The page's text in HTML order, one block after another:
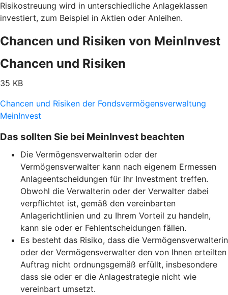
Risikostreuung wird in unterschiedliche Anlageklassen
investiert, zum Beispiel in Aktien oder Anleihen.
Chancen und Risiken von MeinInvest
Chancen und Risiken
35 KB
Chancen und Risiken der Fondsvermögensverwaltung
MeinInvest
Das sollten Sie bei MeinInvest beachten
Die Vermögensverwalterin oder der
Vermögensverwalter kann nach eigenem Ermessen
Anlageentscheidungen für Ihr Investment treffen.
Obwohl die Verwalterin oder der Verwalter dabei
verpflichtet ist, gemäß den vereinbarten
Anlagerichtlinien und zu Ihrem Vorteil zu handeln,
kann sie oder er Fehlentscheidungen fällen.
Es besteht das Risiko, dass die Vermögensverwalterin
oder der Vermögensverwalter den von Ihnen erteilten
Auftrag nicht ordnungsgemäß erfüllt, insbesondere
dass sie oder er die Anlagestrategie nicht wie
vereinbart umsetzt.